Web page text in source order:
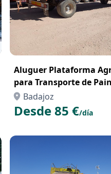
Aluguer Plataforma
para Transporte de
Parques Fotovoltaicos
Badajoz
Desde 85 €/día